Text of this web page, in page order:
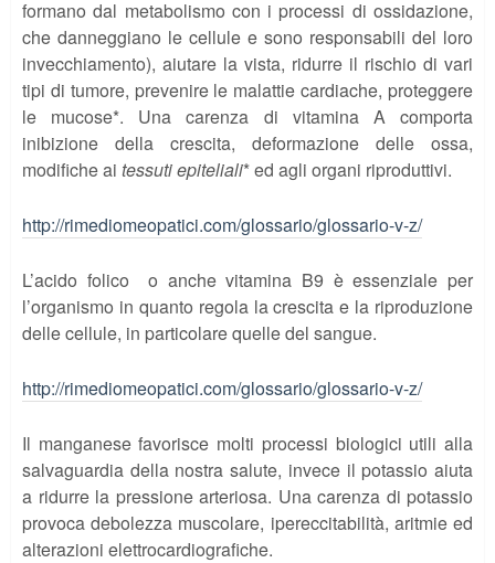
formano dal metabolismo con i processi di ossidazione,
che danneggiano le cellule e sono responsabili del loro
invecchiamento), aiutare la vista, ridurre il rischio di vari
tipi di tumore, prevenire le malattie cardiache, proteggere
le mucose*. Una carenza di vitamina A comporta
inibizione della crescita, deformazione delle ossa,
modifiche ai tessuti epiteliali* ed agli organi riproduttivi.
http://rimediomeopatici.com/glossario/glossario-v-z/
L’acido folico o anche vitamina B9 è essenziale per
l’organismo in quanto regola la crescita e la riproduzione
delle cellule, in particolare quelle del sangue.
http://rimediomeopatici.com/glossario/glossario-v-z/
Il manganese favorisce molti processi biologici utili alla
salvaguardia della nostra salute, invece il potassio aiuta
a ridurre la pressione arteriosa. Una carenza di potassio
provoca debolezza muscolare, ipereccitabilità, aritmie ed
alterazioni elettrocardiografiche.